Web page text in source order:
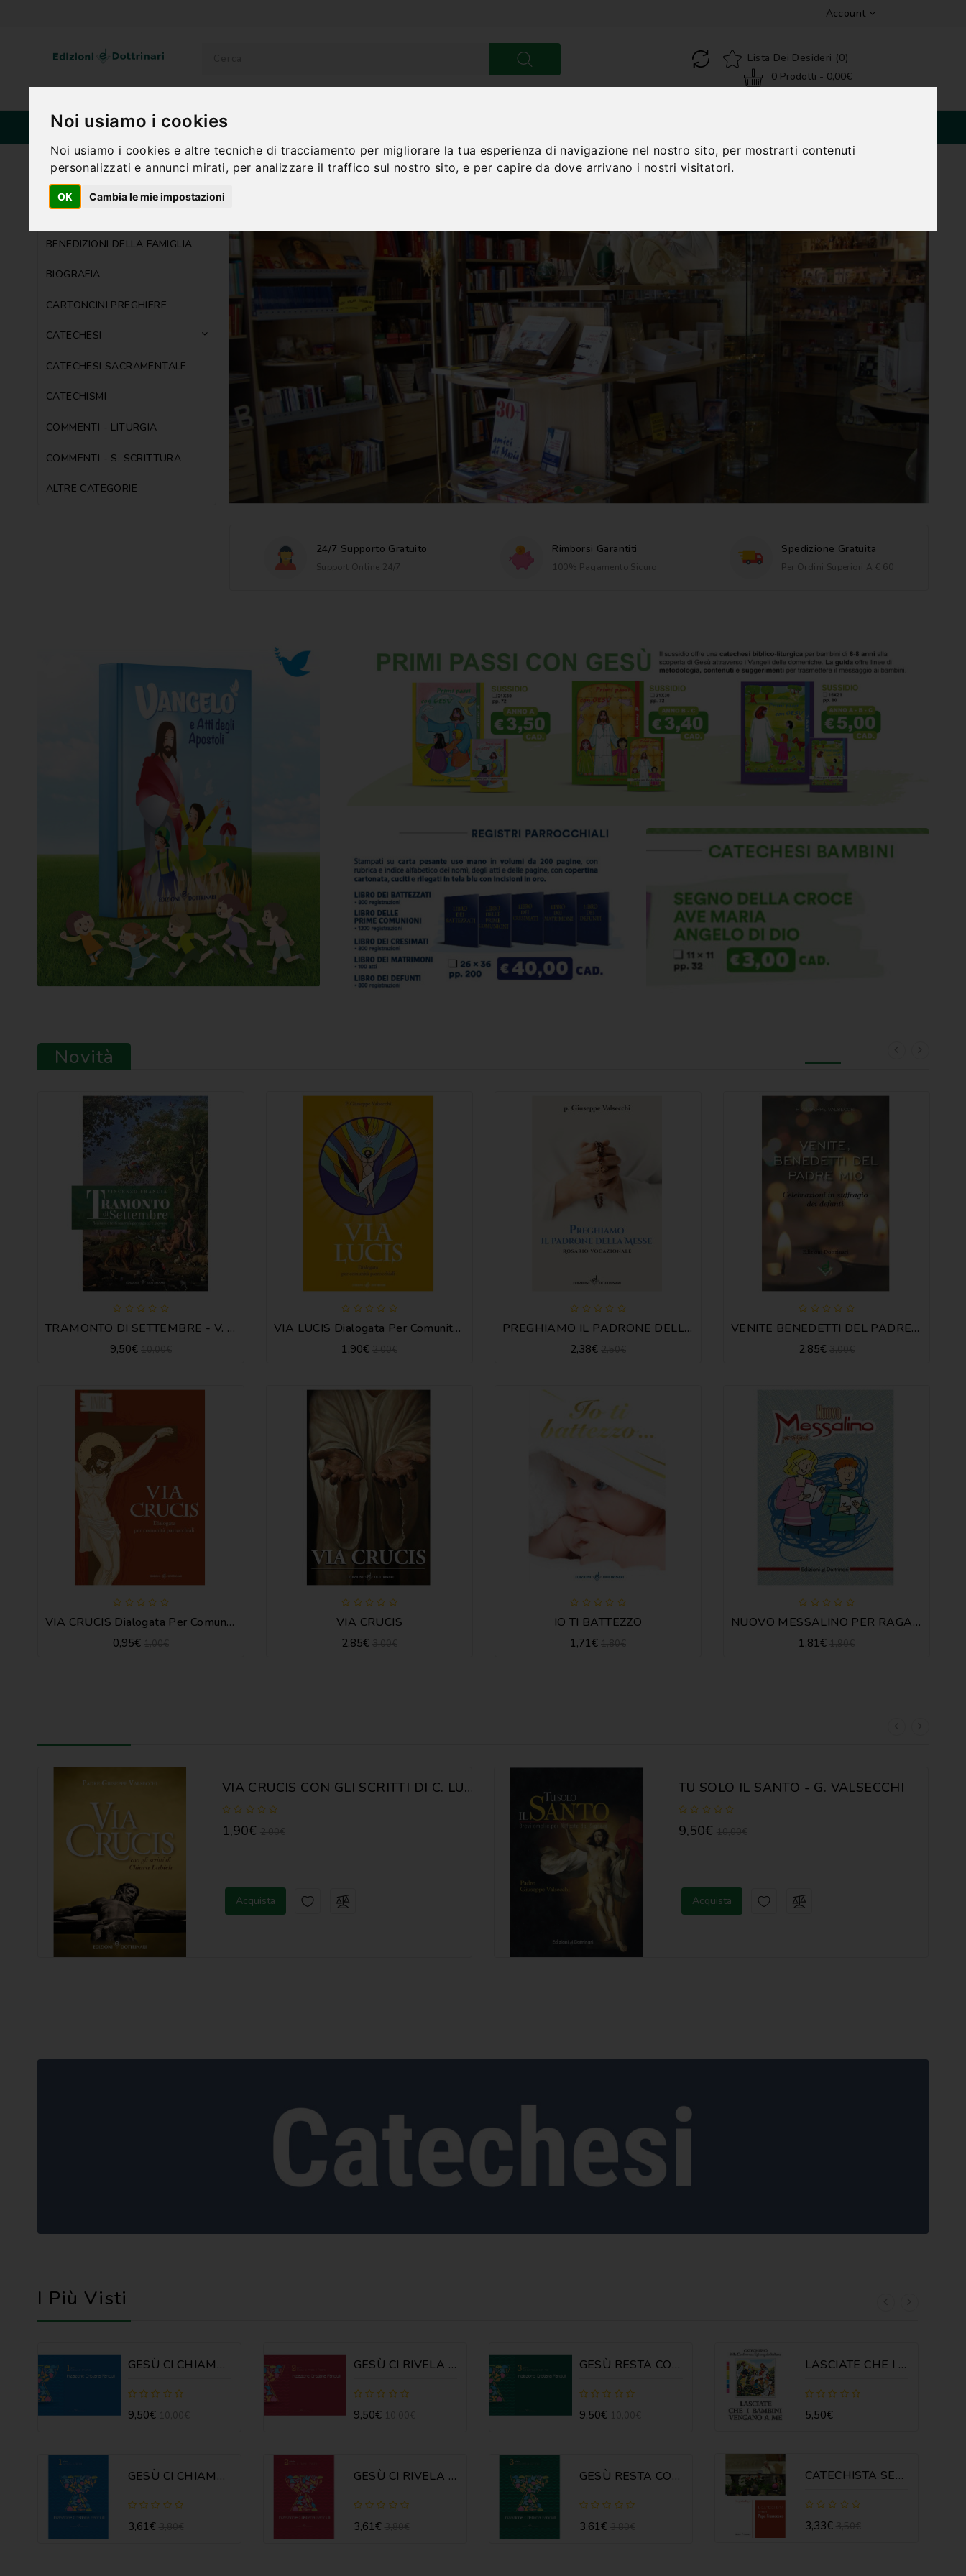
Noi usiamo i cookies
Noi usiamo i cookies e altre tecniche di tracciamento per migliorare la tua esperienza di navigazione nel nostro sito, per mostrarti contenuti
personalizzati e annunci mirati, per analizzare il traffico sul nostro sito, e per capire da dove arrivano i nostri visitatori.
OK Cambia le mie impostazioni
Account
Lista Dei Desideri (0)
0 Prodotti - 0,00€
CATEGORIE
AVVENTO - NATALE
BENEDIZIONI DELLA FAMIGLIA
BIOGRAFIA
CARTONCINI PREGHIERE
CATECHESI
CATECHESI SACRAMENTALE
CATECHISMI
COMMENTI - LITURGIA
COMMENTI - S. SCRITTURA
ALTRE CATEGORIE
HOME CATALOGO CONTATTI
24/7 Supporto Gratuito
Support Online 24/7
Rimborsi Garantiti
100% Pagamento Sicuro
Spedizione Gratuita
Per Ordini Superiori A € 60
Novità
TRAMONTO DI SETTEMBRE - V. FRANCIA
9,50€
VIA CRUCIS Dialogata Per Comunità Parrocchiali
0,95€
VIA LUCIS Dialogata Per Comunità Parrocchiali
1,90€
VIA CRUCIS
2,85€
PREGHIAMO IL PADRONE DELLE MESSE
2,38€
IO TI BATTEZZO
1,71€
VENITE BENEDETTI DEL PADRE MIO
2,85€
NUOVO MESSALINO PER RAGAZZI
1,81€
VIA CRUCIS CON GLI SCRITTI DI C. LUBICH - G. VALSE...
1,90€
Acquista
TU SOLO IL SANTO - G. VALSECCHI
9,50€
Acquista
I Più Visti
GESÙ CI CHIAMA 1 - GUIDA
9,50€
GESÙ CI CHIAMA 1 - SCHEDE
3,61€
GESÙ CI RIVELA IL PADRE 2 - GUIDA
9,50€
GESÙ CI RIVELA IL PADRE 2 - SCHEDE
3,61€
GESÙ RESTA CON NOI 3 - GUIDA
9,50€
GESÙ RESTA CON NOI 3 - SCHEDE
3,61€
LASCIATE CHE I BAMBINI VENGANO A ME
5,50€
CATECHISTA SECONDO PAPA FRANCESCO
3,33€